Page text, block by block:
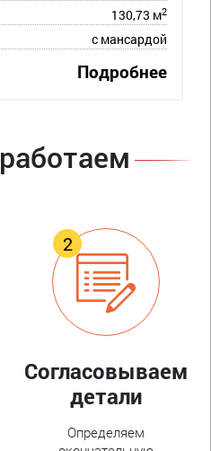
130,73 м2
с мансардой
Подробнее
Согласовываем
детали
Определяем